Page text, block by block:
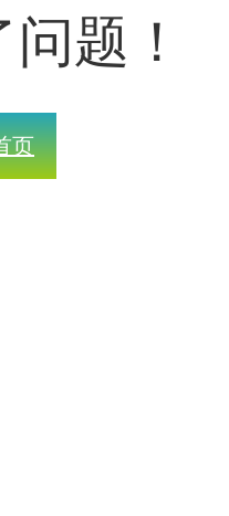
题！
页